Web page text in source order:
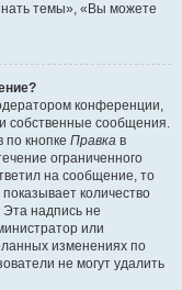
темы», «Вы можете
конференции,
собственные сообщения.
кнопке Правка в
ограниченного
на сообщение, то
количество
Эта надпись не
или
изменениях по
не могут удалить